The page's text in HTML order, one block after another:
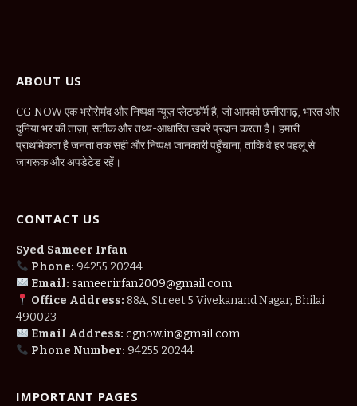
ABOUT US
CG NOW एक भरोसेमंद और निष्पक्ष न्यूज़ प्लेटफॉर्म है, जो आपको छत्तीसगढ़, भारत और
दुनिया भर की ताज़ा, सटीक और तथ्य-आधारित खबरें प्रदान करता है। हमारी
प्राथमिकता है जनता तक सही और निष्पक्ष जानकारी पहुँचाना, ताकि वे हर पहलू से
जागरूक और अपडेटेड रहें।
CONTACT US
Syed Sameer Irfan
Phone: 94255 20244
Email: sameerirfan2009@gmail.com
Office Address: 88A, Street 5 Vivekanand Nagar, Bhilai
490023
Email Address: cgnow.in@gmail.com
Phone Number: 94255 20244
IMPORTANT PAGES